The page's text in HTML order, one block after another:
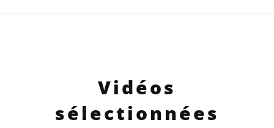
Vidéos
sélectionnées